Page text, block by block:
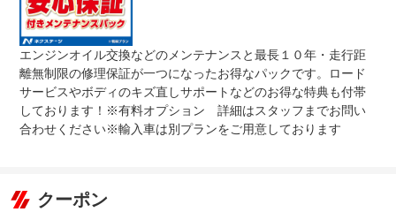
※商用車は6ヶ月または12ヶ月点検整備付
法定整備
について
１．契約後～納車までに法定点検を実施致します。 ２．
支払総額に整備代金を含んでおります。 ３．点検記録簿
が発行されます。
エンジンオイル交換などのメンテナンスと最長１０年・走行距
離無制限の修理保証が一つになったお得なパックです。ロード
サービスやボディのキズ直しサポートなどのお得な特典も付帯
しております！※有料オプション 詳細はスタッフまでお問い
合わせください※輸入車は別プランをご用意しております
クーポン